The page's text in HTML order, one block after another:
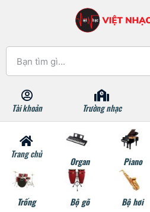
Tài khoản Trường nhạc
Trang chủ
Organ Piano
Trống Bộ gõ Bộ hơi